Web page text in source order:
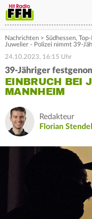
Nachrichten > Südhessen,
Juwelier - Polizei nimmt 39-
24.10.2023, 16:15 Uhr
39-Jähriger
EINBRUCH BEI
MANNHEIM
Redakteur
Florian